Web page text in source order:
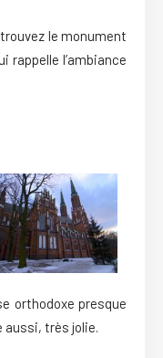
le monument
rappelle l’ambiance
orthodoxe presque
aussi, très jolie.